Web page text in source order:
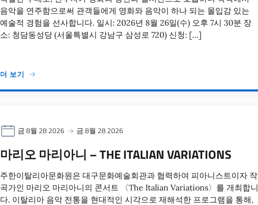
음악을 연주함으로써 관객들에게 영화와 음악이 하나 되는 몰입감 있는
예술적 경험을 선사합니다. 일시: 2026년 8월 26일(수) 오후 7시 30분 장
소: 청담동성당 (서울특별시 강남구 삼성로 720) 신청: […]
더 보기
금 8월 28 2026 금 8월 28 2026
마리오 마리아니 – THE ITALIAN VARIATIONS
주한이탈리아문화원은 대구문화예술회관과 협력하여 피아니스트이자 작
곡가인 마리오 마리아니의 콘서트 〈The Italian Variations〉를 개최합니
다. 이탈리아 음악 전통을 현대적인 시각으로 재해석한 프로그램을 통해,